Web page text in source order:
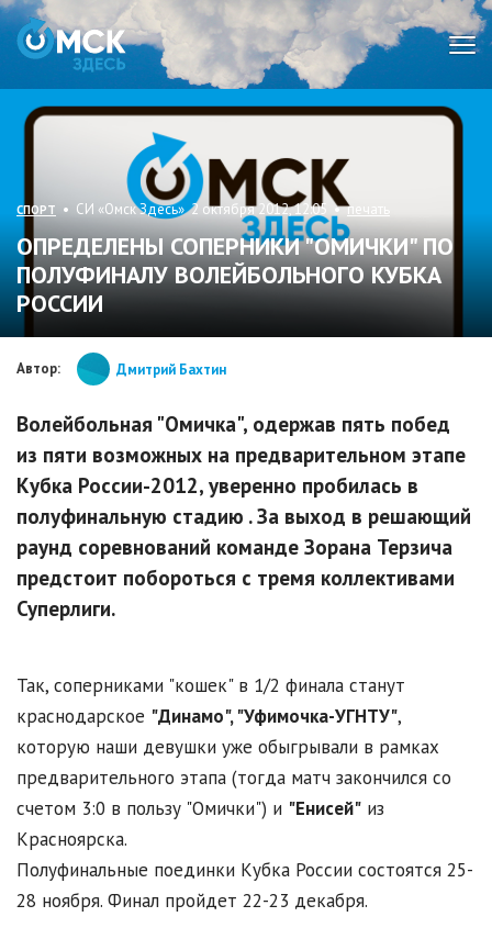
СПОРТ • СИ «Омск Здесь» 2 октября 2012, 12:05 •печать
ОПРЕДЕЛЕНЫ СОПЕРНИКИ "ОМИЧКИ" ПО
ПОЛУФИНАЛУ ВОЛЕЙБОЛЬНОГО КУБКА
РОССИИ
Автор: Дмитрий Бахтин
Волейбольная "Омичка", одержав пять побед
из пяти возможных на предварительном этапе
Кубка России-2012, уверенно пробилась в
полуфинальную стадию . За выход в решающий
раунд соревнований команде Зорана Терзича
предстоит побороться с тремя коллективами
Суперлиги.
Так, соперниками "кошек" в 1/2 финала станут
краснодарское "Динамо", "Уфимочка-УГНТУ",
которую наши девушки уже обыгрывали в рамках
предварительного этапа (тогда матч закончился со
счетом 3:0 в пользу "Омички") и "Енисей" из
Красноярска.
Полуфинальные поединки Кубка России состоятся 25-
28 ноября. Финал пройдет 22-23 декабря.